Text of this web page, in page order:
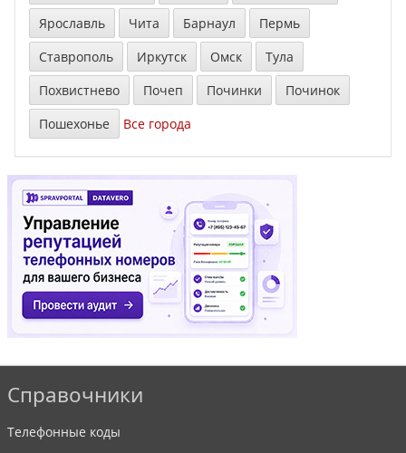
Ярославль
Чита Барнаул
Пермь
Ставрополь
Иркутск Омск
Тула
Похвистнево
Почеп Починки
Починок
Пошехонье
Все города
Справочники
Телефонные коды